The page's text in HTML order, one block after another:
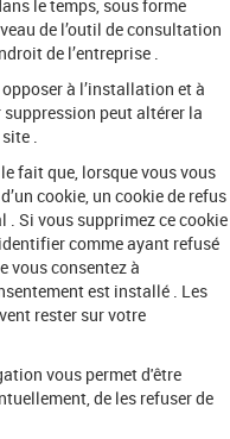
le temps, sous forme
de l’outil de consultation
de l’entreprise .
à l’installation et à
peut altérer la
.
fait que, lorsque vous vous
cookie, un cookie de refus
Si vous supprimez ce cookie
comme ayant refusé
vous consentez à
est installé . Les
rester sur votre
vous permet d'être
de les refuser de